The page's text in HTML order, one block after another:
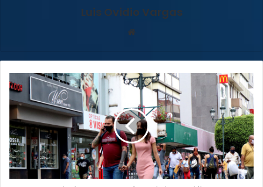
Luis Ovidio Vargas
Establecimientos
podrán
exigir
certificado
de
vacunación
para
ingreso
total